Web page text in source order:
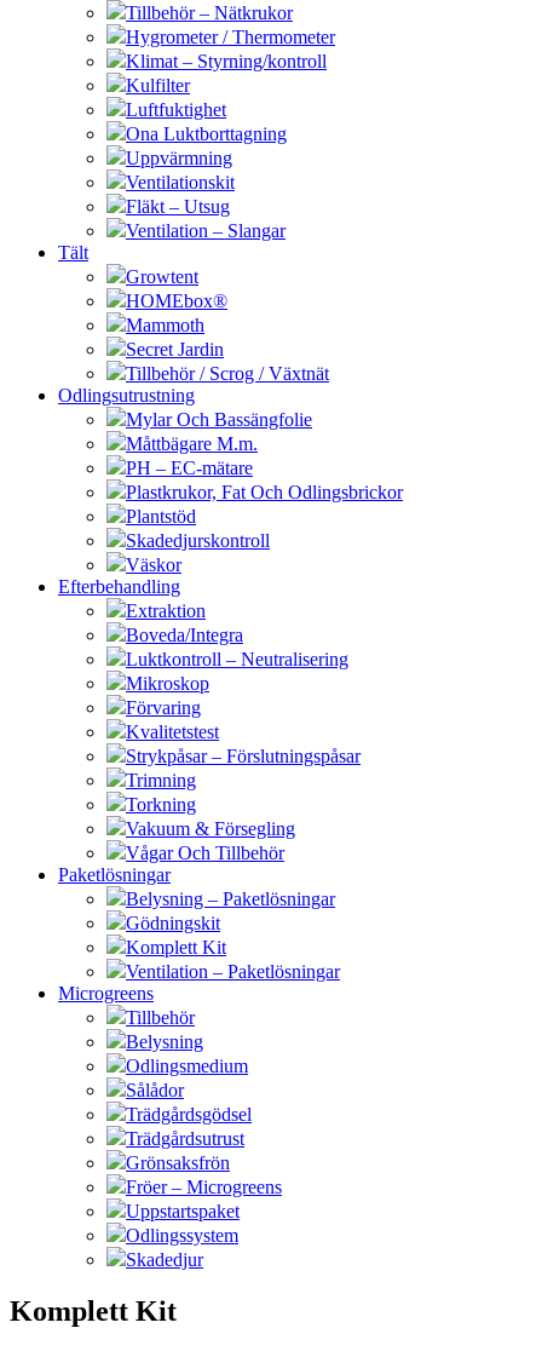
Tillbehör – Nätkrukor
Hygrometer / Thermometer
Klimat – Styrning/kontroll
Kulfilter
Luftfuktighet
Ona Luktborttagning
Uppvärmning
Ventilationskit
Fläkt – Utsug
Ventilation – Slangar
Tält
Growtent
HOMEbox®
Mammoth
Secret Jardin
Tillbehör / Scrog / Växtnät
Odlingsutrustning
Mylar Och Bassängfolie
Måttbägare M.m.
PH – EC-mätare
Plastkrukor, Fat Och Odlingsbrickor
Plantstöd
Skadedjurskontroll
Väskor
Efterbehandling
Extraktion
Boveda/Integra
Luktkontroll – Neutralisering
Mikroskop
Förvaring
Kvalitetstest
Strykpåsar – Förslutningspåsar
Trimning
Torkning
Vakuum & Försegling
Vågar Och Tillbehör
Paketlösningar
Belysning – Paketlösningar
Gödningskit
Komplett Kit
Ventilation – Paketlösningar
Microgreens
Tillbehör
Belysning
Odlingsmedium
Sålådor
Trädgårdsgödsel
Trädgårdsutrust
Grönsaksfrön
Fröer – Microgreens
Uppstartspaket
Odlingssystem
Skadedjur
Komplett Kit